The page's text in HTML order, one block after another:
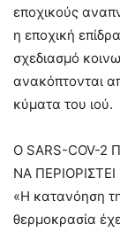
εποχικούς
η εποχική
σχεδιασμό
ανακόπτονται
κύματα του ιού.
Ο SARS-COV-2
ΝΑ
«Η κατανόηση
θερμοκρασία